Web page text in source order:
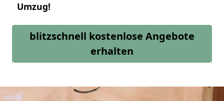
Umzug!
blitzschnell kostenlose Angebote
erhalten